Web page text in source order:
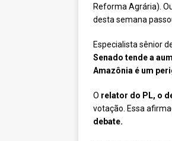
Reforma Agrária).
desta semana
Especialista sênior
Senado tende a
Amazônia é um
O relator do PL, o
votação. Essa
debate.